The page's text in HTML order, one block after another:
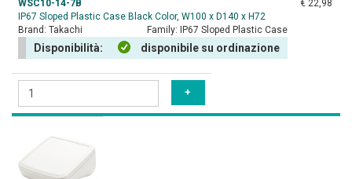
WSC10-14-7B
IP67 Sloped Plastic Case Black Color, W100 x D140 x H72
Brand: Takachi Family: IP67 Sloped Plastic Case
Disponibilità: disponibile su ordinazione
€ 22,98